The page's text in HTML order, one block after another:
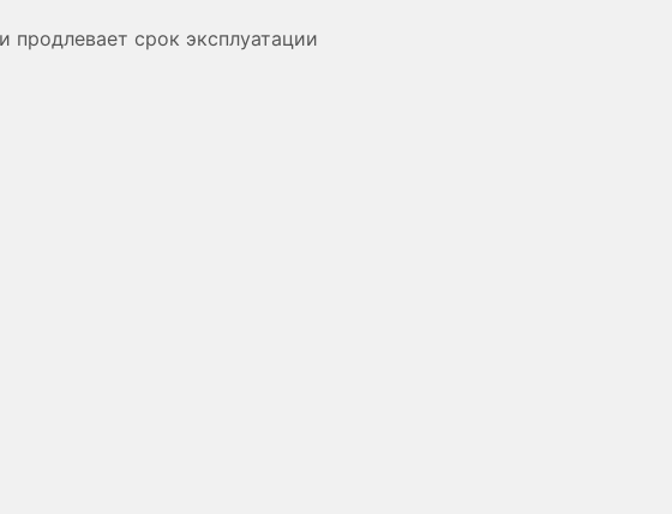
продлевает срок эксплуатации